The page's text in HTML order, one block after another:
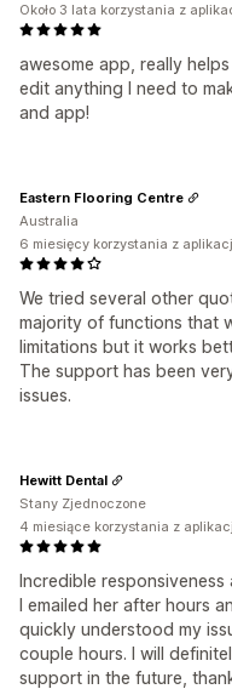
awesome app, really
edit anything I need to
and app!
Około 3 lata korzystania z
We tried several other
majority of functions that
limitations but it works
The support has been
issues.
Eastern Flooring Centre
Australia
6 miesięcy korzystania z
Incredible
I emailed her after hours
quickly understood my
couple hours. I will
support in the future,
Hewitt Dental
Stany Zjednoczone
4 miesiące korzystania z